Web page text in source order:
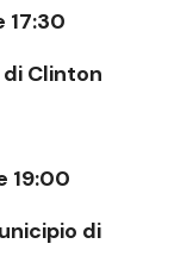
17:30
Clinton
19:00
di